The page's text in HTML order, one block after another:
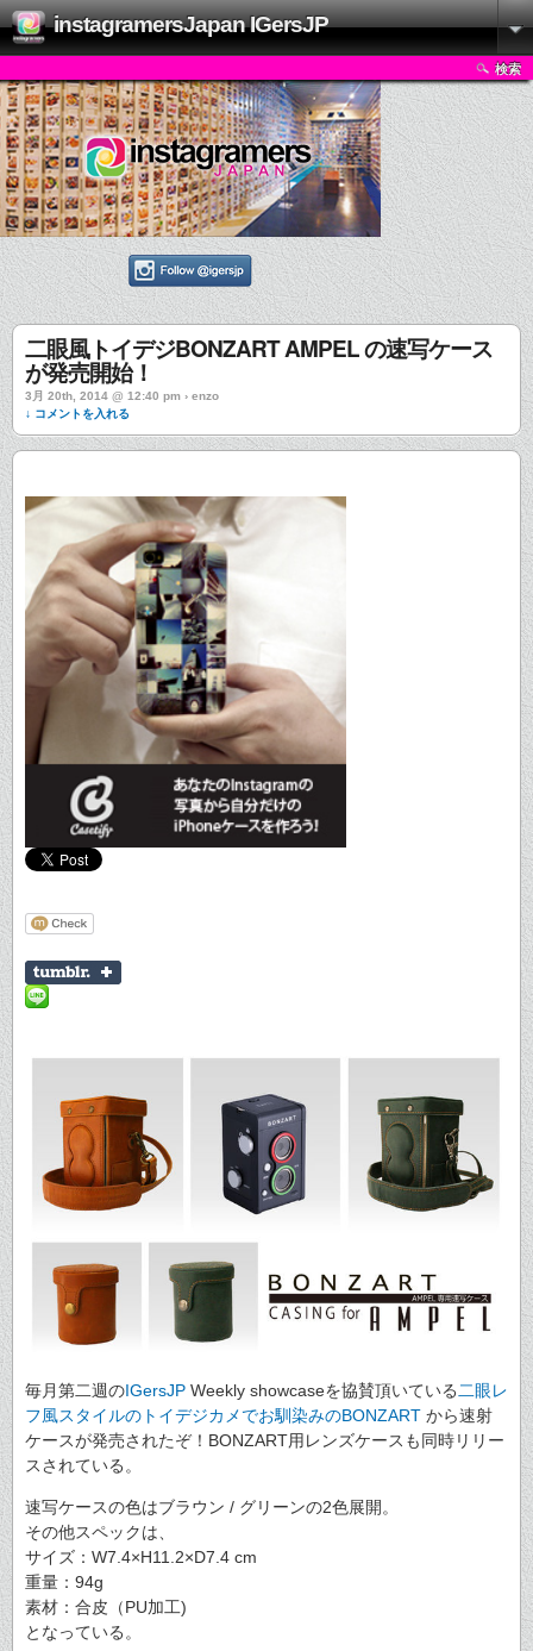
instagramersJapan IGersJP
検索
二眼風トイデジBONZART AMPEL の速写ケース
が発売開始！
3月 20th, 2014 @ 12:40 pm › enzo
↓ コメントを入れる
毎月第二週のIGersJP Weekly showcaseを協賛頂いている 二眼レ
フ風スタイルのトイデジカメでお馴染みのBONZART から速射
ケースが発売されたぞ！BONZART用レンズケースも同時リリー
スされている。
速写ケースの色はブラウン / グリーンの2色展開。
その他スペックは、
サイズ：W7.4×H11.2×D7.4 cm
重量：94g
素材：合皮（PU加工)
となっている。